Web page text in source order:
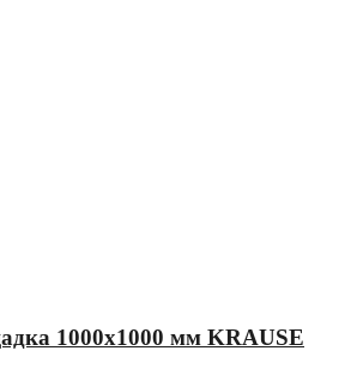
1000х1000 мм KRAUSE